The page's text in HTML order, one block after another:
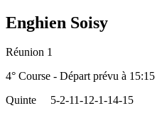
Enghien Soisy
Réunion 1
4° Course - Départ prévu à 15:15
Quinte
5-2-11-12-1-14-15